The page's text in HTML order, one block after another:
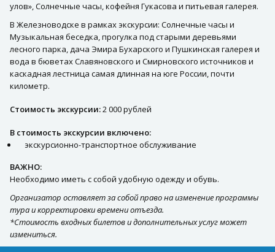
улов», Солнечные часы, кофейня Гукасова и питьевая галерея.
В Железноводске в рамках экскурсии: Солнечные часы и
Музыкальная беседка, прогулка под старыми деревьями
лесного парка, дача Эмира Бухарского и Пушкинская галерея и
вода в бюветах Славяновского и Смирновского источников и
каскадная лестница самая длинная на юге России, почти
километр.
Стоимость экскурсии:2 000 рублей
В стоимость экскурсии включено:
экскурсионно-транспортное обслуживание
ВАЖНО:
Необходимо иметь с собой удобную одежду и обувь.
Организатор оставляет за собой право на изменение программы
тура и корректировки времени отъезда.
*Стоимость входных билетов и дополнительных услуг может
измениться.